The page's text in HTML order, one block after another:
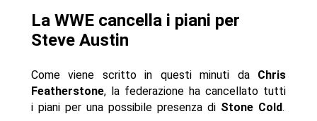
La WWE cancella i piani per
Steve Austin
Come viene scritto in questi minuti da Chris
Featherstone, la federazione ha cancellato tutti
i piani per una possibile presenza di Stone Cold.